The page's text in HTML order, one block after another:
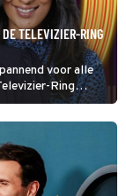
DE TELEVIZIER-RING
voor alle
Ring
de drie